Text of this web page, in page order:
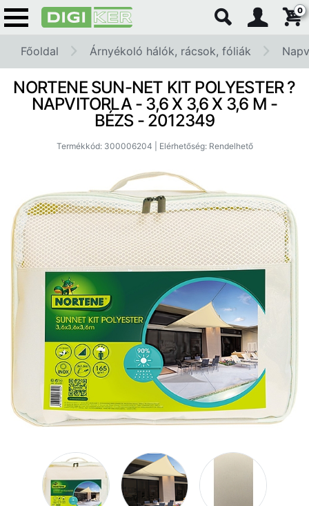
0
Főoldal Árnyékoló hálók, rácsok, fóliák
NORTENE SUN-NET KIT POLYESTER ?
NAPVITORLA - 3,6 X 3,6 X 3,6 M -
BÉZS - 2012349
Termékkód: 300006204 | Elérhetőség: Rendelhető